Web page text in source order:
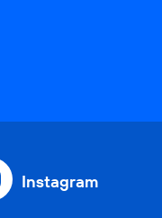
Instagram